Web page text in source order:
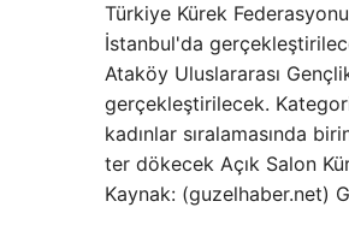
Türkiye Kürek
İstanbul'da
Ataköy Uluslararası
gerçekleştirilecek.
kadınlar sıralamasında
ter dökecek Açık Salon
Kaynak: (guzelhaber.net)